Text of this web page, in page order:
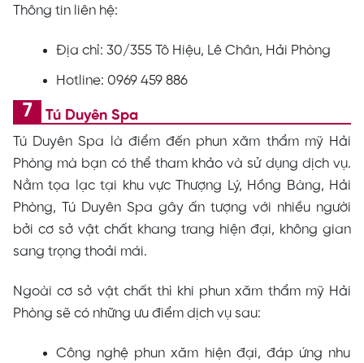
Thông tin liên hệ:
Địa chỉ: 30/355 Tô Hiệu, Lê Chân, Hải Phòng
Hotline: 0969 459 886
Tú Duyên Spa
Tú Duyên Spa là điểm đến phun xăm thẩm mỹ Hải
Phòng mà bạn có thể tham khảo và sử dụng dịch vụ.
Nằm tọa lạc tại khu vực Thượng Lý, Hồng Bàng, Hải
Phòng, Tú Duyên Spa gây ấn tượng với nhiều người
bởi cơ sở vật chất khang trang hiện đại, không gian
sang trọng thoải mái.
Ngoài cơ sở vật chất thì khi phun xăm thẩm mỹ Hải
Phòng sẽ có những ưu điểm dịch vụ sau:
Công nghệ phun xăm hiện đại, đáp ứng nhu